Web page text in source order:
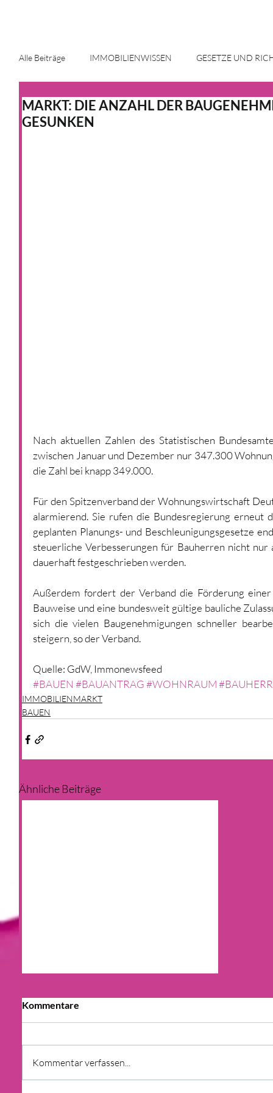
Alle Beiträge IMMOBILIENWISSEN GESETZE UND
ENERGIE UND INNOVATION IMMOBILIENMARKT
MARKT: DIE ANZAHL DER
GESUNKEN
Nach aktuellen Zahlen des Statistischen
zwischen Januar und Dezember nur 347.300
die Zahl bei knapp 349.000.
Für den Spitzenverband der Wohnungswirtschaft
alarmierend. Sie rufen die Bundesregierung erneut
geplanten Planungs- und Beschleunigungsgesetze
steuerliche Verbesserungen für Bauherren nicht
dauerhaft festgeschrieben werden.
Außerdem fordert der Verband die Förderung
Bauweise und eine bundesweit gültige bauliche
sich die vielen Baugenehmigungen schneller
steigern, so der Verband.
Quelle: GdW, Immonewsfeed
#BAUEN #BAUANTRAG#WOHNRAUM#BAUHERR
IMMOBILIENMARKT
BAUEN
Ähnliche Beiträge
Kommentare
Kommentar verfassen...